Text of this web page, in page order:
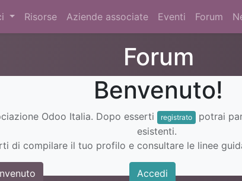
Risorse Aziende associate Eventi Forum
Forum
Benvenuto!
Odoo Italia. Dopo esserti registrato
potrai
esistenti.
di compilare il tuo profilo e consultare le linee
Accedi